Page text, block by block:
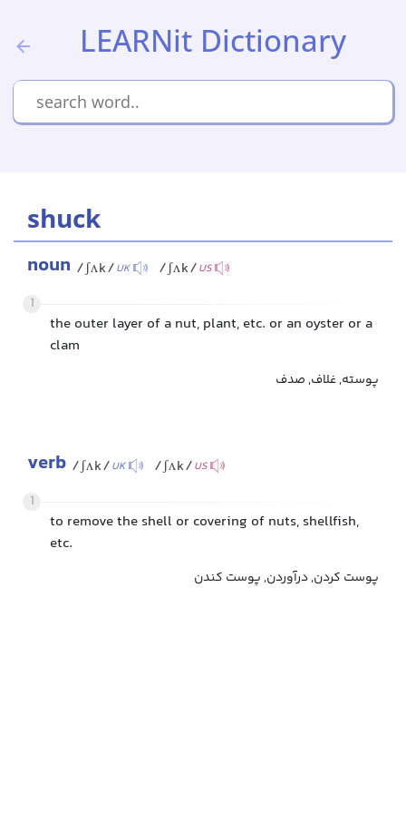
LEARNit Dictionary
shuck
noun /ʃʌk/UK /ʃʌk/US
1
the outer layer of a nut, plant, etc. or an oyster or a
clam
پوسته, غلاف, صدف
verb /ʃʌk/UK /ʃʌk/US
1
to remove the shell or covering of nuts, shellfish,
etc.
پوست کردن, درآوردن, پوست کندن